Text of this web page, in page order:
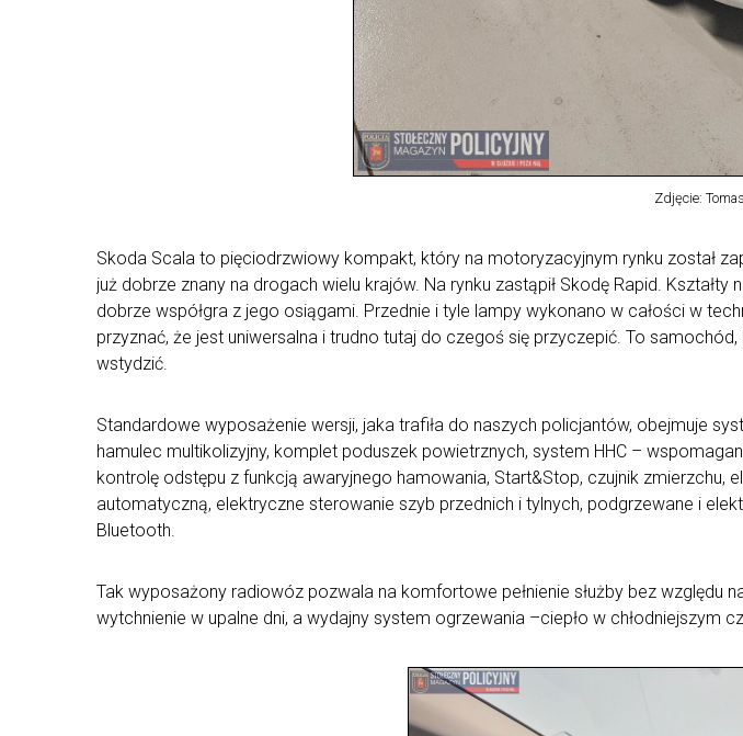
Zdjęcie:
Skoda Scala to pięciodrzwiowy kompakt, który na motoryzacyjnym rynku został
już dobrze znany na drogach wielu krajów. Na rynku zastąpił Skodę Rapid.
dobrze współgra z jego osiągami. Przednie i tyle lampy wykonano w całości w
przyznać, że jest uniwersalna i trudno tutaj do czegoś się przyczepić. To
wstydzić.
Standardowe wyposażenie wersji, jaka trafiła do naszych policjantów, obejmuje
hamulec multikolizyjny, komplet poduszek powietrznych, system HHC –
kontrolę odstępu z funkcją awaryjnego hamowania, Start&Stop, czujnik
automatyczną, elektryczne sterowanie szyb przednich i tylnych, podgrzewane i
Bluetooth.
Tak wyposażony radiowóz pozwala na komfortowe pełnienie służby bez względu
wytchnienie w upalne dni, a wydajny system ogrzewania –ciepło w chłodniejszym